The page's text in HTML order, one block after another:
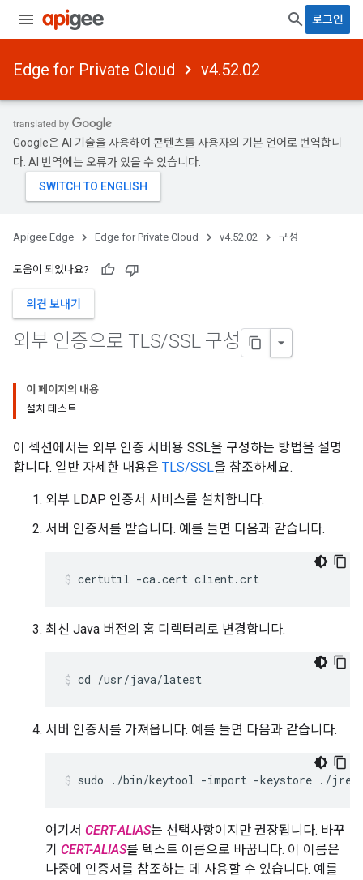
로그인
Edge for Private Cloud v4.52.02
Google은 AI 기술을 사용하여 콘텐츠를 사용자의 기본 언어로 번역합니
다. AI 번역에는 오류가 있을 수 있습니다.
Apigee Edge Edge for Private Cloud v4.52.02 구성
도움이 되었나요?
의견 보내기
외부 인증으로 TLS/SSL 구성
이 페이지의 내용
설치 테스트
이 섹션에서는 외부 인증 서버용 SSL을 구성하는 방법을 설명
합니다. 일반 자세한 내용은 TLS/SSL을 참조하세요.
외부 LDAP 인증서 서비스를 설치합니다.
서버 인증서를 받습니다. 예를 들면 다음과 같습니다.
certutil -ca.cert client.crt
최신 Java 버전의 홈 디렉터리로 변경합니다.
cd /usr/java/latest
서버 인증서를 가져옵니다. 예를 들면 다음과 같습니다.
sudo ./bin/keytool -import -keystore ./
여기서 CERT-ALIAS는 선택사항이지만 권장됩니다. 바꾸
기 CERT-ALIAS를 텍스트 이름으로 바꿉니다. 이 이름은
나중에 인증서를 참조하는 데 사용할 수 있습니다. 예를